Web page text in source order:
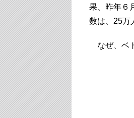
果、昨年６
数は、25万
なぜ、ベ